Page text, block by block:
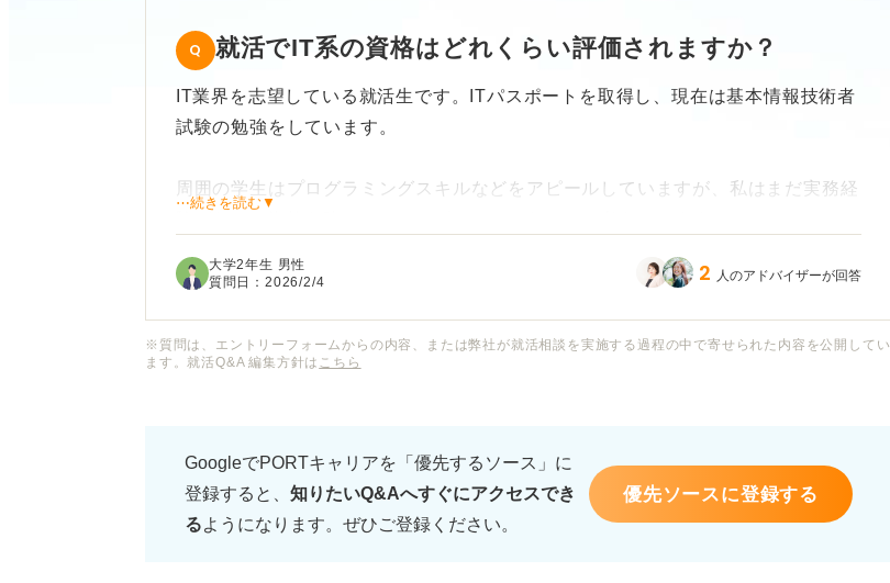
就活でIT系の資格はどれくらい評価されますか？
IT業界を志望している就活生です。ITパスポートを取得し、現在は基本情報技術者
試験の勉強をしています。
周囲の学生はプログラミングスキルなどをアピールしていますが、私はまだ実務経
格が本当に評価されるのか不安です。
特に、未経験からITエンジニア職を目指す場合、ITパスポートや基本情報技術者試
験はどの程度プラスに働くのでしょうか？
で、資格以外に未経験 の就活生がIT企業にアピールすべきことは何でしょうか？
また、この時期に取っておくべきより実用的な 資格があればアドバイスをお願い
します。
⋯続きを読む▼
大学2年生 男性
質問日：2026/2/4 2 人のアドバイザーが回答
※質問は、エントリーフォームからの内容、または弊社が就活相談を実施する過程の中で寄せられた内容を公開してい
ます。就活Q&A 編集方針は こちら
GoogleでPORTキャリアを「優先するソース」に
登録すると、 知りたいQ&Aへすぐにアクセスでき
るようになります。ぜひご登録ください。
優先ソースに登録する